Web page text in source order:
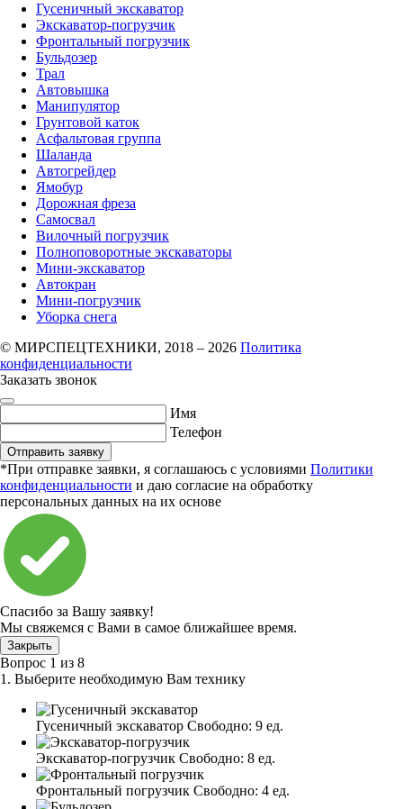
Гусеничный экскаватор
Экскаватор-погрузчик
Фронтальный погрузчик
Бульдозер
Трал
Автовышка
Манипулятор
Грунтовой каток
Асфальтовая группа
Шаланда
Автогрейдер
Ямобур
Дорожная фреза
Самосвал
Вилочный погрузчик
Полноповоротные экскаваторы
Мини-экскаватор
Автокран
Мини-погрузчик
Уборка снега
© МИРСПЕЦТЕХНИКИ, 2018 – 2026 Политика
конфиденциальности
Заказать звонок
Имя
Телефон
Отправить заявку
*При отправке заявки, я соглашаюсь с условиями Политики
конфиденциальности и даю согласие на обработку
персональных данных на их основе
Спасибо за Вашу заявку!
Мы свяжемся с Вами в самое ближайшее время.
Закрыть
Вопрос 1 из 8
1. Выберите необходимую Вам технику
Гусеничный экскаватор Свободно: 9 ед.
Экскаватор-погрузчик Свободно: 8 ед.
Фронтальный погрузчик Свободно: 4 ед.